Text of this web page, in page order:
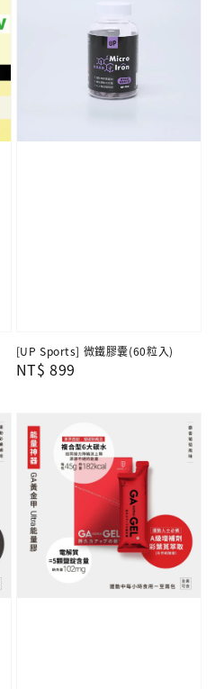
[UP Sports] 微鐵膠囊(60粒入)
Regular
NT$ 899